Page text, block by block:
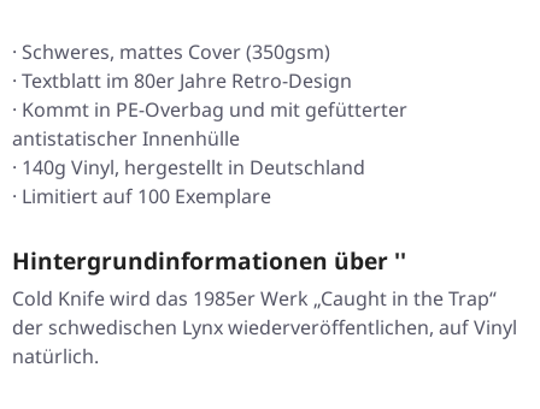
· Schweres, mattes Cover (350gsm)
· Textblatt im 80er Jahre Retro-Design
· Kommt in PE-Overbag und mit gefütterter
antistatischer Innenhülle
· 140g Vinyl, hergestellt in Deutschland
· Limitiert auf 100 Exemplare
Hintergrundinformationen über ''
Cold Knife wird das 1985er Werk „Caught in the Trap“
der schwedischen Lynx wiederveröffentlichen, auf Vinyl
natürlich.